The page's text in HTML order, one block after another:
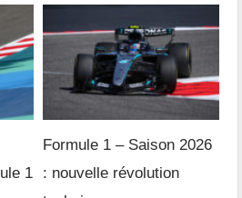
1
Formule 1 – Saison 2026
: nouvelle révolution